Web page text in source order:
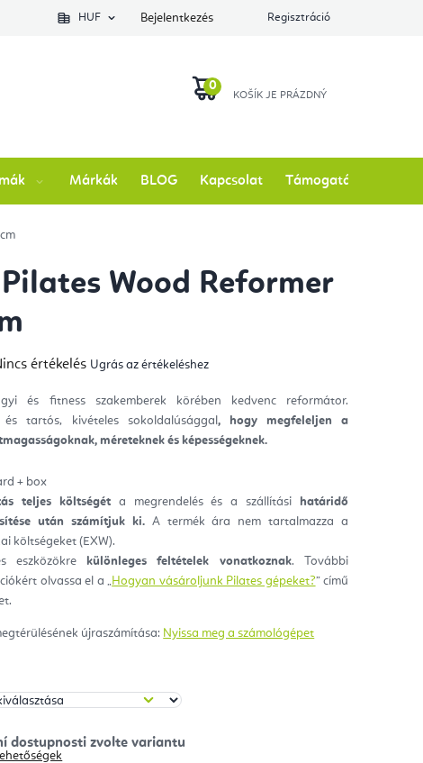
állapotátHUF Bejelentkezés Regisztráció
Márkák BLOG Kapcsolat Támogatás
Wood Reformer
csillag.
értékelés Ugrás az értékeléshez
és fitness szakemberek körében kedvenc reformátor.
és tartós, kivételes sokoldalúsággal , hogy megfeleljen a
méreteknek és képességeknek.
+ box
teljes költségéta megrendelés és a szállítási
határidő
után számítjuk ki.A termék ára nem tartalmazza a
költségeket (EXW).
eszközökre
különleges feltételek vonatkoznak. További
olvassa el a „Hogyan vásároljunk Pilates gépeket?” című
újraszámítása: Nyissa meg a számológépet